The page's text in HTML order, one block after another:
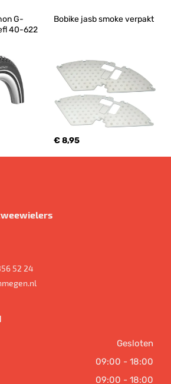
G-
40-622
Bobike jasb smoke verpakt
€ 8,95
52 24
Gesloten
09:00 - 18:00
09:00 - 18:00